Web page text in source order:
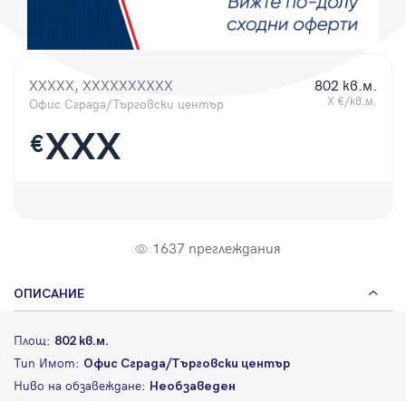
XXXXX, XXXXXXXXXX
Офис Сграда/Търговски център
802 кв.м.
X €/кв.м.
€XXX
1637 преглеждания
ОПИСАНИЕ
Площ: 802 кв.м.
Тип Имот: Офис Сграда/Търговски център
Ниво на обзавеждане: Необзаведен
Парола